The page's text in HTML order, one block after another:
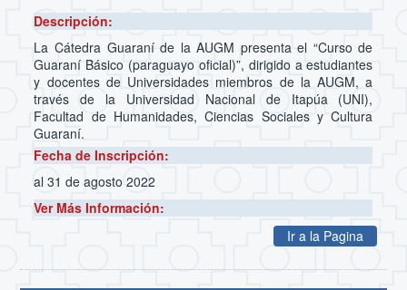
Descripción:
La Cátedra Guaraní de la AUGM presenta el “Curso de
Guaraní Básico (paraguayo oficial)”, dirigido a estudiantes
y docentes de Universidades miembros de la AUGM, a
través de la Universidad Nacional de Itapúa (UNI),
Facultad de Humanidades, Ciencias Sociales y Cultura
Guaraní.
Fecha de Inscripción:
al 31 de agosto 2022
Ver Más Información:
Ir a la Pagina